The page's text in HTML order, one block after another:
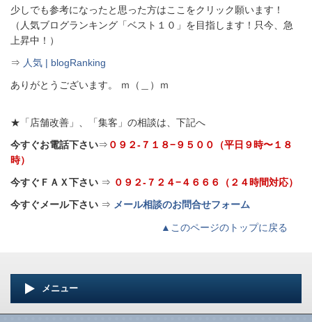
少しでも参考になったと思った方はここをクリック願います！
（人気ブログランキング「ベスト１０」を目指します！只今、急
上昇中！）
⇒ 人気 | blogRanking
ありがとうございます。 ｍ（＿）ｍ
★「店舗改善」、「集客」の相談は、下記へ
今すぐお電話下さい⇒ ０９２-７１８−９５００（平日９時〜１８
時）
今すぐＦＡＸ下さい ⇒ ０９２-７２４−４６６６（２４時間対応）
今すぐメール下さい ⇒ メール相談のお問合せフォーム
▲このページのトップに戻る
メニュー